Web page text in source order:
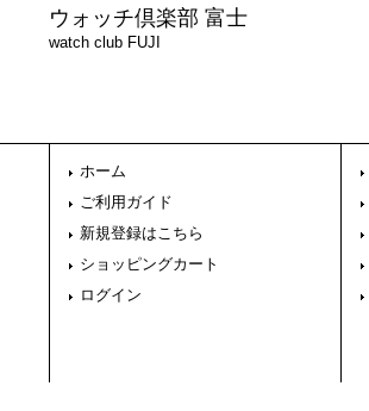
ウォッチ倶楽部 富士
watch club FUJI
ホーム
ご利用ガイド
新規登録はこちら
ショッピングカート
ログイン